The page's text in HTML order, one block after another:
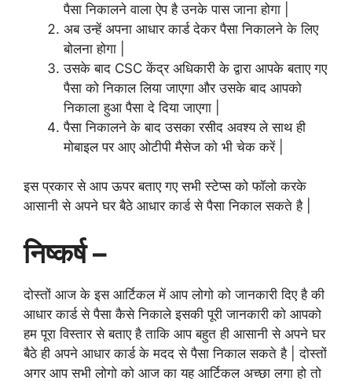
पैसा निकालने वाला ऐप है उनके पास जाना होगा |
अब उन्हें अपना आधार कार्ड देकर पैसा निकालने के लिए
बोलना होगा |
उसके बाद CSC केंद्र अधिकारी के द्वारा आपके बताए गए
पैसा को निकाल लिया जाएगा और उसके बाद आपको
निकाला हुआ पैसा दे दिया जाएगा |
पैसा निकालने के बाद उसका रसीद अवश्य ले साथ ही
मोबाइल पर आए ओटीपी मैसेज को भी चेक करें |
इस प्रकार से आप ऊपर बताए गए सभी स्टेप्स को फॉलो करके
आसानी से अपने घर बैठे आधार कार्ड से पैसा निकाल सकते है |
निष्कर्ष –
दोस्तों आज के इस आर्टिकल में आप लोगो को जानकारी दिए है की
आधार कार्ड से पैसा कैसे निकाले इसकी पूरी जानकारी को आपको
हम पूरा विस्तार से बताए है ताकि आप बहुत ही आसानी से अपने घर
बैठे ही अपने आधार कार्ड के मदद से पैसा निकाल सकते है | दोस्तों
अगर आप सभी लोगो को आज का यह आर्टिकल अच्छा लगा हो तो